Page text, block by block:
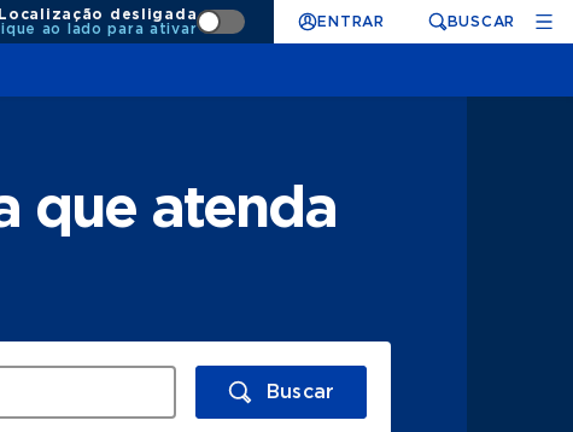
Localização desligada
ao lado para ativar
ENTRAR BUSCAR
que atenda
Buscar